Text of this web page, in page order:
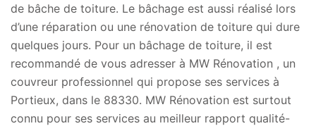
de bâche de toiture. Le bâchage est aussi réalisé lors
d’une réparation ou une rénovation de toiture qui dure
quelques jours. Pour un bâchage de toiture, il est
recommandé de vous adresser à MW Rénovation , un
couvreur professionnel qui propose ses services à
Portieux, dans le 88330. MW Rénovation est surtout
connu pour ses services au meilleur rapport qualité-